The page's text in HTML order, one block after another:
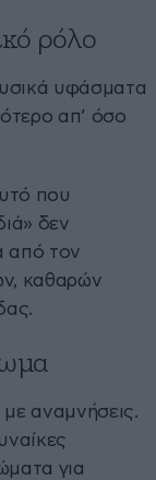
ρόλο
υφάσματα
απ’ όσο
που
δεν
από τον
καθαρών
αναμνήσεις.
για